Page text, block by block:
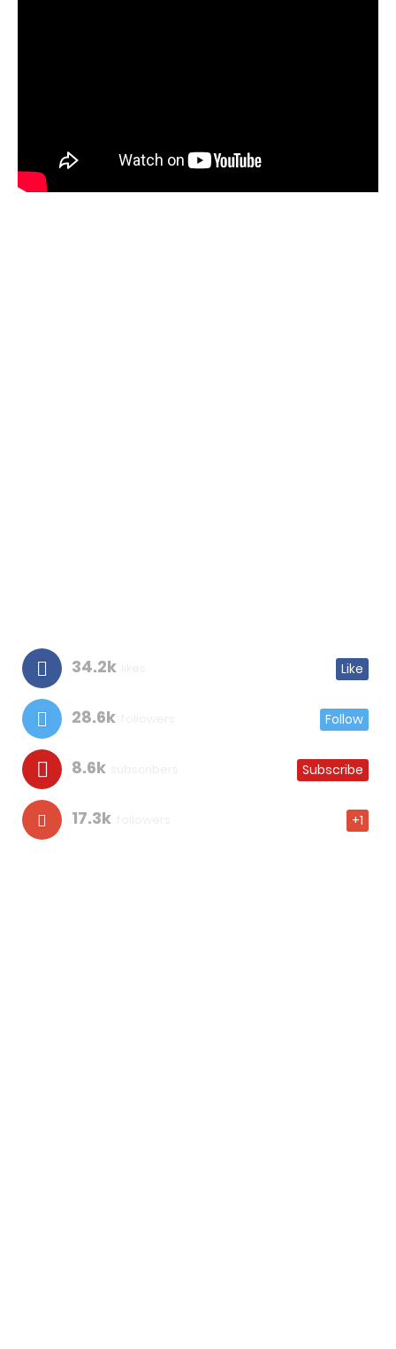
34.2k Like
28.6k Follow
8.6k Subscribe
17.3k +1